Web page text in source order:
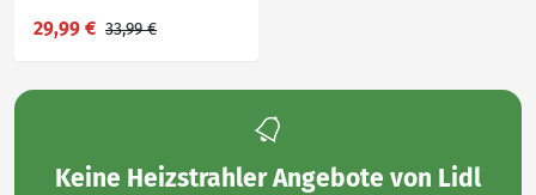
29,99 € 33,99 €
Keine Heizstrahler Angebote von Lidl